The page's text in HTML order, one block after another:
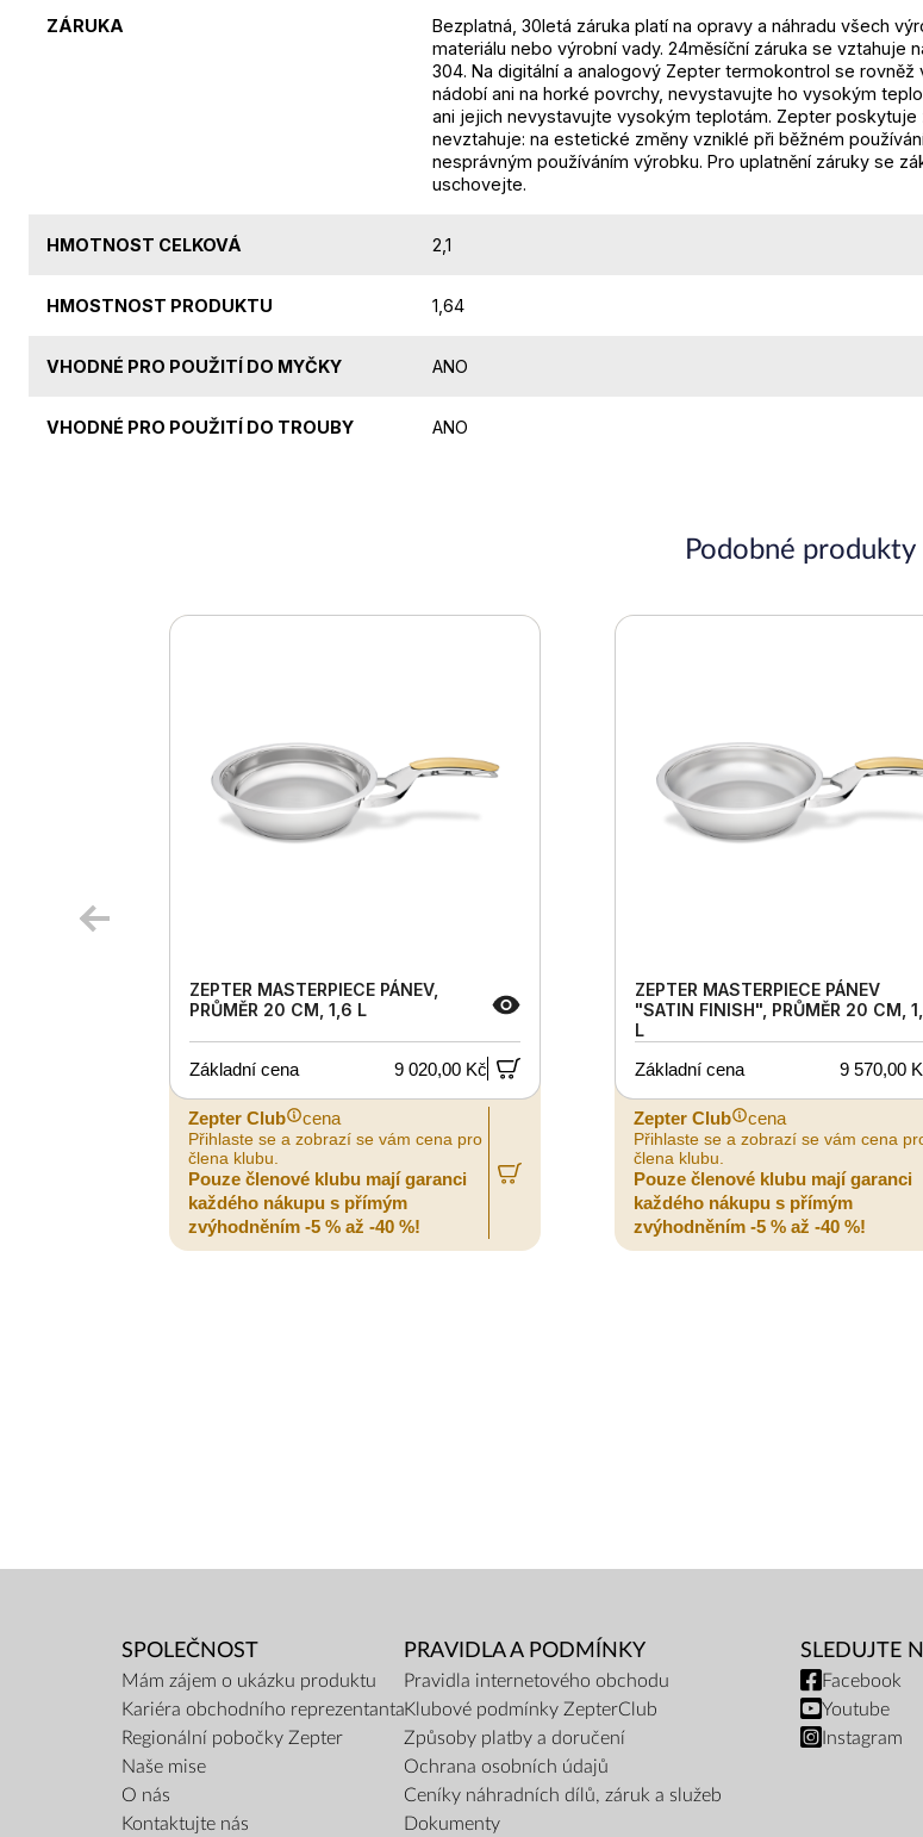
ZÁRUKA
Bezplatná, 30letá záruka platí na opravy a náhradu všech
materiálu nebo výrobní vady. 24měsíční záruka se vztahuje
304. Na digitální a analogový Zepter termokontrol se
nádobí ani na horké povrchy, nevystavujte ho vysokým
ani jejich nevystavujte vysokým teplotám. Zepter
nevztahuje: na estetické změny vzniklé při běžném
nesprávným používáním výrobku. Pro uplatnění záruky se
uschovejte.
HMOTNOST CELKOVÁ 2,1
HMOSTNOST PRODUKTU 1,64
VHODNÉ PRO POUŽITÍ DO MYČKY ANO
VHODNÉ PRO POUŽITÍ DO TROUBY ANO
Podobné produkty
ZEPTER MASTERPIECE PÁNEV,
PRŮMĚR 20 CM, 1,6 L
Základní cena 9 020,00 Kč
Zepter Club cena
Přihlaste se a zobrazí se vám cena pro
člena klubu.
Pouze členové klubu mají garanci
každého nákupu s přímým
zvýhodněním -5 % až -40 %!
ZEPTER MASTERPIECE PÁNEV
"SATIN FINISH", PRŮMĚR 20 CM,
L
Základní cena
9 570,00
Zepter Club cena
Přihlaste se a zobrazí se vám cena
člena klubu.
Pouze členové klubu mají garanci
každého nákupu s přímým
zvýhodněním -5 % až -40 %!
SPOLEČNOST
Mám zájem o ukázku produktu
Kariéra obchodního reprezentanta
Regionální pobočky Zepter
Naše mise
O nás
Kontaktujte nás
PRAVIDLA A PODMÍNKY
Pravidla internetového obchodu
Klubové podmínky ZepterClub
Způsoby platby a doručení
Ochrana osobních údajů
Ceníky náhradních dílů, záruk a služeb
Dokumenty
SLEDUJTE
Facebook
Youtube
Instagram